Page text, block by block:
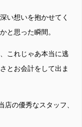
い想いを抱かせてく
と思った瞬間。
これじゃあ本当に逃
とお会計をして出ま
の優秀なスタッフ、